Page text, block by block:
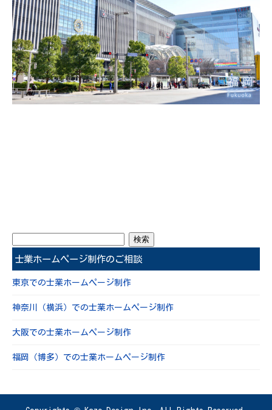
士業ホームページ制作のご相談
東京での士業ホームページ制作
神奈川（横浜）での士業ホームページ制作
大阪での士業ホームページ制作
福岡（博多）での士業ホームページ制作